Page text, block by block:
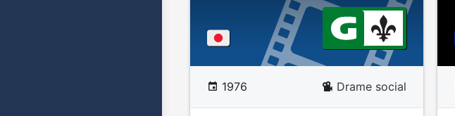
1976 Drame social